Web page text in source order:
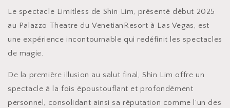
Le spectacle Limitless de Shin Lim, présenté début 2025
au Palazzo Theatre du VenetianResort à Las Vegas, est
une expérience incontournable qui redéfinit les spectacles
de magie.
De la première illusion au salut final, Shin Lim offre un
spectacle à la fois époustouflant et profondément
personnel, consolidant ainsi sa réputation comme l'un des